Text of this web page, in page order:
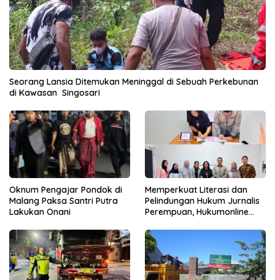
Seorang Lansia Ditemukan Meninggal di Sebuah Perkebunan
di Kawasan Singosari
Oknum Pengajar Pondok di
Malang Paksa Santri Putra
Lakukan Onani
Memperkuat Literasi dan
Pelindungan Hukum Jurnalis
Perempuan, Hukumonline
Gratis